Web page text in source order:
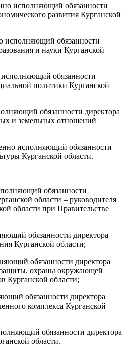
исполняющий обязанности
развития Курганской
исполняющий обязанности
и науки Курганской
обязанности
политики Курганской
обязанности директора
и земельных отношений
исполняющий обязанности
Курганской области.
обязанности
области – руководителя
области при Правительстве
обязанности директора
Курганской области;
обязанности директора
защиты, охраны окружающей
Курганской области;
обязанности директора
комплекса Курганской
обязанности директора
области.